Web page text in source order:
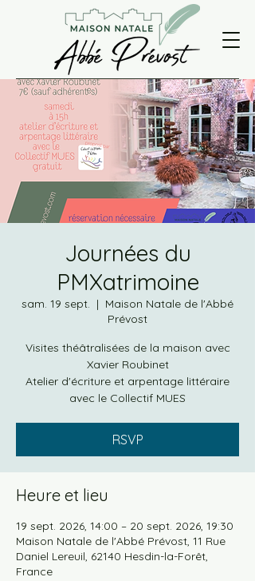
Journées du
PMXatrimoine
sam. 19 sept.
  |
Maison Natale de l'Abbé
Prévost
Visites théâtralisées de la maison avec
Xavier Roubinet
Atelier d'écriture et arpentage littéraire
avec le Collectif MUES
RSVP
Heure et lieu
19 sept. 2026, 14:00 – 20 sept. 2026, 19:30
Maison Natale de l'Abbé Prévost, 11 Rue
Daniel Lereuil, 62140 Hesdin-la-Forêt,
France